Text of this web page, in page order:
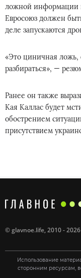
ложной информации
Евросоюз должен
деле запускаются
«Это циничная ложь,
разбираться», —
Ранее он также
Кая Каллас будет
обострением
присутствием
©glavnoe.life, 2010 - 2026
Использование
сторонним ресурсам,